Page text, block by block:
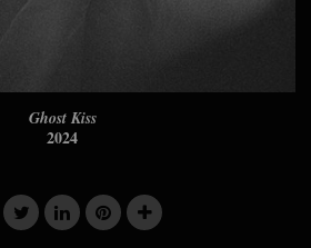
Ghost Kiss
2024